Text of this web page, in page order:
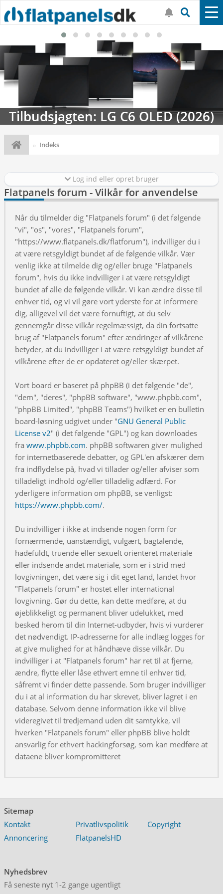
Tilbudsjagten: LG C6 OLED (2026)
Indeks
Log ind eller opret bruger
Flatpanels forum - Vilkår for anvendelse
Når du tilmelder dig "Flatpanels forum" (i det følgende
"vi", "os", "vores", "Flatpanels forum",
"https://www.flatpanels.dk/flatforum"), indvilliger du i
at være retsgyldigt bundet af de følgende vilkår. Vær
venlig ikke at tilmelde dig og/eller bruge "Flatpanels
forum", hvis du ikke indvilliger i at være retsgyldigt
bundet af alle de følgende vilkår. Vi kan ændre disse til
enhver tid, og vi vil gøre vort yderste for at informere
dig, alligevel vil det være fornuftigt, at du selv
gennemgår disse vilkår regelmæssigt, da din fortsatte
brug af "Flatpanels forum" efter ændringer af vilkårene
betyder, at du indvilliger i at være retsgyldigt bundet af
vilkårene efter de er opdateret og/eller skærpet.
Vort board er baseret på phpBB (i det følgende "de",
"dem", "deres", "phpBB software", "www.phpbb.com",
"phpBB Limited", "phpBB Teams") hvilket er en bulletin
board-løsning udgivet under "GNU General Public
License v2" (i det følgende "GPL") og kan downloades
fra www.phpbb.com. phpBB softwaren giver mulighed
for internetbaserede debatter, og GPL'en afskærer dem
fra indflydelse på, hvad vi tillader og/eller afviser som
tilladeligt indhold og/eller tilladelig adfærd. For
yderligere information om phpBB, se venligst:
https://www.phpbb.com/.
Du indvilliger i ikke at indsende nogen form for
fornærmende, uanstændigt, vulgært, bagtalende,
hadefuldt, truende eller sexuelt orienteret materiale
eller indsende andet materiale, som er i strid med
lovgivningen, det være sig i dit eget land, landet hvor
"Flatpanels forum" er hostet eller international
lovgivning. Gør du dette, kan dette medføre, at du
øjeblikkeligt og permanent bliver udelukket, med
besked herom til din Internet-udbyder, hvis vi vurderer
det nødvendigt. IP-adresserne for alle indlæg logges for
at give mulighed for at håndhæve disse vilkår. Du
indvilliger i at "Flatpanels forum" har ret til at fjerne,
ændre, flytte eller låse ethvert emne til enhver tid,
såfremt vi finder dette passende. Som bruger indvilliger
du i at al information du har skrevet, bliver lagret i en
database. Selvom denne information ikke vil blive
videregivet til tredjemand uden dit samtykke, vil
hverken "Flatpanels forum" eller phpBB blive holdt
ansvarlig for ethvert hackingforsøg, som kan medføre at
dataene bliver kompromitteret
Sitemap
Kontakt
Privatlivspolitik
Copyright
Annoncering
FlatpanelsHD
Nyhedsbrev
Få seneste nyt 1-2 gange ugentligt